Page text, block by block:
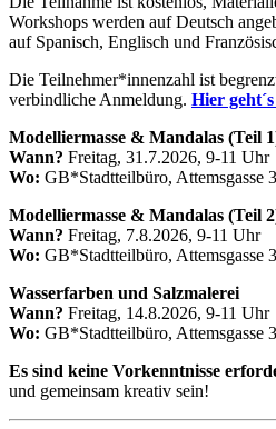
Workshops werden auf Deutsch
auf Spanisch, Englisch und
Die Teilnehmer*innenzahl ist
verbindliche Anmeldung. Hier
Modelliermasse & Mandalas (Teil
Wann? Freitag, 31.7.2026, 9-11 Uhr
Wo: GB*Stadtteilbüro, Attemsgasse
Modelliermasse & Mandalas (Teil
Wann? Freitag, 7.8.2026, 9-11 Uhr
Wo: GB*Stadtteilbüro, Attemsgasse
Wasserfarben und Salzmalerei
Wann? Freitag, 14.8.2026, 9-11 Uhr
Wo: GB*Stadtteilbüro, Attemsgasse
Es sind keine Vorkenntnisse
und gemeinsam kreativ sein!